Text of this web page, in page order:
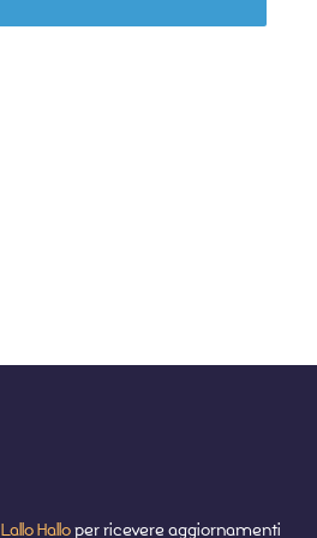
Lallo Halloper ricevere aggiornamenti